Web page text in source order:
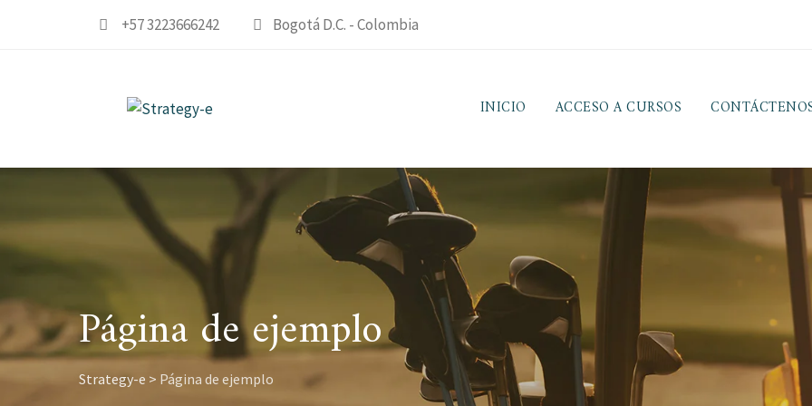
+57 3223666242 Bogotá D.C. - Colombia
INICIO ACCESO A CURSOS
Página de ejemplo
Strategy-e > Página de ejemplo